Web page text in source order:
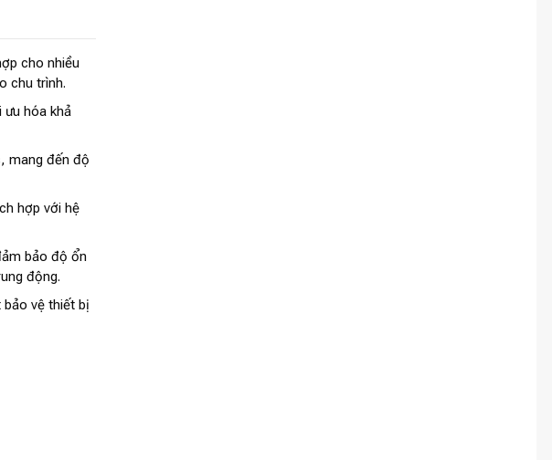
cho nhiều
chu trình.
hóa khả
mang đến độ
hợp với hệ
bảo độ ổn
động.
vệ thiết bị